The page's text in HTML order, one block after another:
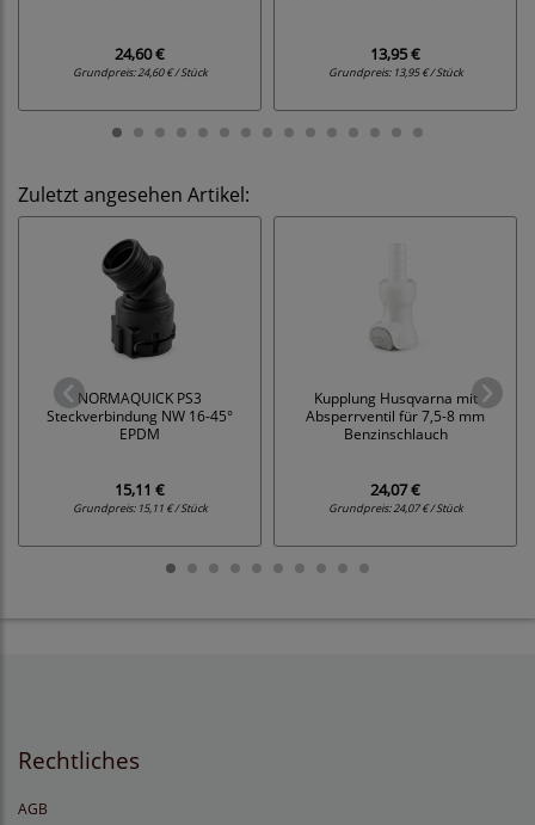
24,60 €
Grundpreis:24,60 € / Stück
13,95 €
Grundpreis: 13,95 € / Stück
Zuletzt angesehen Artikel:
NORMAQUICK PS3
Steckverbindung NW 16-45°
EPDM
15,11 €
Grundpreis: 15,11 € / Stück
Kupplung Husqvarna mit
Absperrventil für 7,5-8 mm
Benzinschlauch
24,07 €
Grundpreis:24,07 € / Stück
Rechtliches
AGB